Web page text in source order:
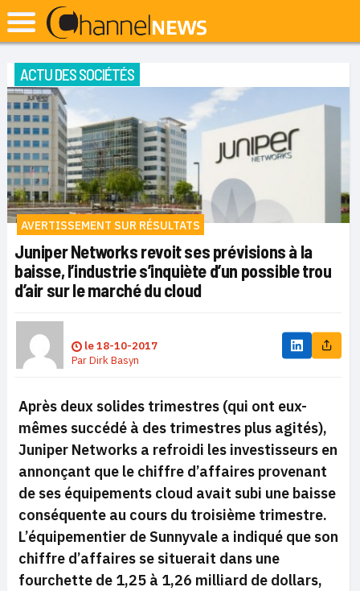
ACTU DES SOCIÉTÉS
AVERTISSEMENT SUR RÉSULTATS
Juniper Networks revoit ses prévisions à la
baisse, l’industrie s’inquiète d’un possible trou
d’air sur le marché du cloud
le18-10-2017
ParDirk Basyn
Après deux solides trimestres (qui ont eux-
mêmes succédé à des trimestres plus agités),
Juniper Networks a refroidi les investisseurs en
annonçant que le chiffre d’affaires provenant
de ses équipements cloud avait subi une baisse
conséquente au cours du troisième trimestre.
L’équipementier de Sunnyvale a indiqué que son
chiffre d’affaires se situerait dans une
fourchette de 1,25 à 1,26 milliard de dollars,